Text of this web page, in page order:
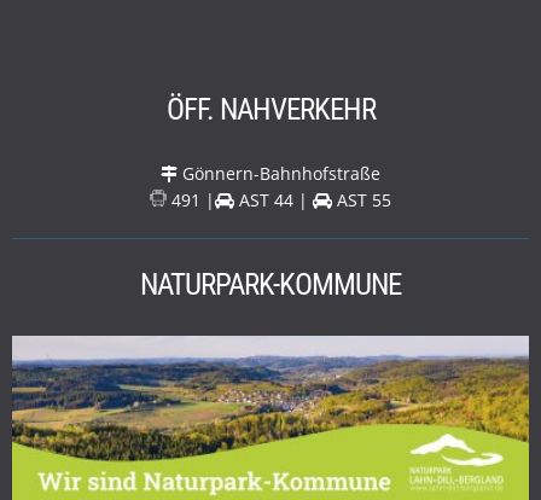
ÖFF. NAHVERKEHR
Gönnern-Bahnhofstraße
491 |
AST 44 | AST 55
NATURPARK-KOMMUNE